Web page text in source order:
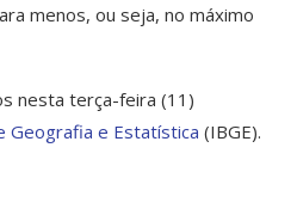
menos, ou seja, no máximo
nesta terça-feira (11)
Geografia e Estatística (IBGE).